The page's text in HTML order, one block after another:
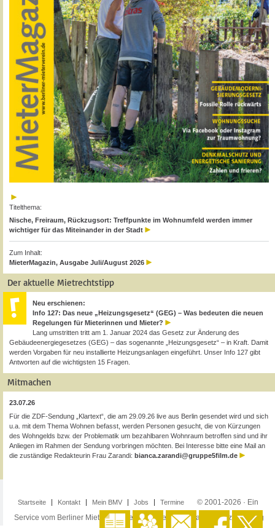
Titelthema:
Nische, Freiraum, Rückzugsort: Treffpunkte im Wohnumfeld werden immer
wichtiger für das Miteinander in der Stadt
Zum Inhalt:
MieterMagazin, Ausgabe Juli/August 2026
Der aktuelle Mietrechtstipp
Neu erschienen:
Info 127: Das neue „Heizungsgesetz“ (GEG) – Was bedeuten die neuen
Regelungen für Mieterinnen und Mieter?
Lang umstritten tritt am 1. Januar 2024 das Gesetz zur Änderung des
Gebäudeenergiegesetzes (GEG) – das sogenannte „Heizungsgesetz“ – in Kraft. Damit
werden Vorgaben für neu installierte Heizungsanlagen eingeführt. Unser Info 127 gibt
Antworten auf die wichtigsten 15 Fragen.
Mitmachen
23.07.26
Für die ZDF-Sendung „Klartext“, die am 29.09.26 live aus Berlin gesendet wird und sich
u.a. mit dem Thema Wohnen befasst, werden Personen gesucht, die von Kürzungen
des Wohngelds bzw. der Problematik um bezahlbaren Wohnraum betroffen sind und ihr
Anliegen im Rahmen der Sendung vorbringen möchten. Bei Interesse bitte eine Mail an
die zuständige Redakteurin Frau Zarandi: bianca.zarandi@gruppe5film.de
Startseite Kontakt Mein BMV Jobs Termine
© 2001-2026 · Ein
Service vom Berliner Mieterverein e.V. ·Impressum·Datenschutzerklärung